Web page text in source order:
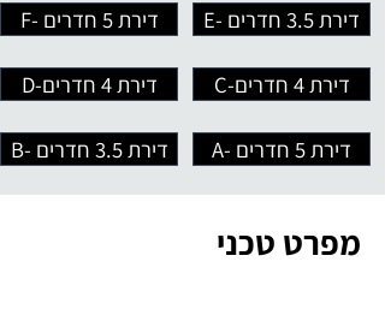
F- דירת 5 חדרים
D-דירת 4 חדרים
B- דירת 3.5 חדרים
E- דירת 3.5 חדרים
C-דירת 4 חדרים
A- דירת 5 חדרים
מפרט טכני